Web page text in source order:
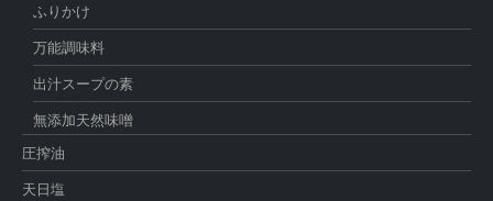
ふりかけ
万能調味料
出汁スープの素
無添加天然味噌
圧搾油
天日塩